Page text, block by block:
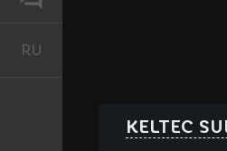
RU
KELTEC